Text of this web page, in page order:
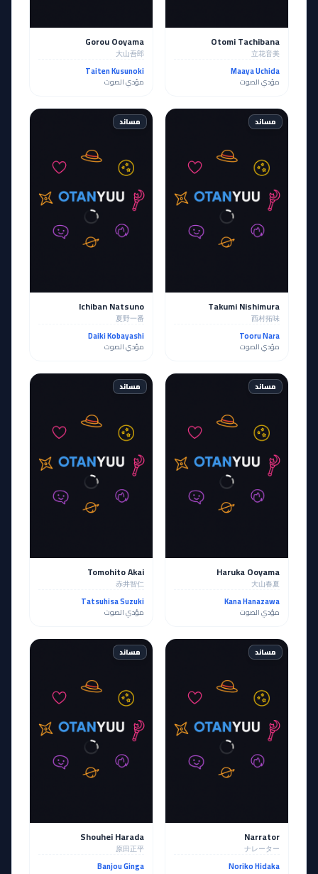
Otomi Tachibana
立花音美
Maaya Uchida
مؤدي الصوت
Gorou Ooyama
大山吾郎
Taiten Kusunoki
مؤدي الصوت
مساند
Takumi Nishimura
西村拓味
Tooru Nara
مؤدي الصوت
مساند
Ichiban Natsuno
夏野一番
Daiki Kobayashi
مؤدي الصوت
مساند
Haruka Ooyama
大山春夏
Kana Hanazawa
مؤدي الصوت
مساند
Tomohito Akai
赤井智仁
Tatsuhisa Suzuki
مؤدي الصوت
مساند
Narrator
ナレーター
Noriko Hidaka
مساند
Shouhei Harada
原田正平
Banjou Ginga